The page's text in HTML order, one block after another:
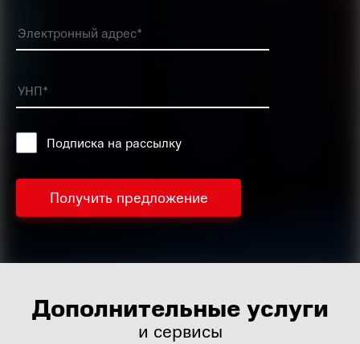
Подписка на рассылку
Дополнительные услуги
и сервисы